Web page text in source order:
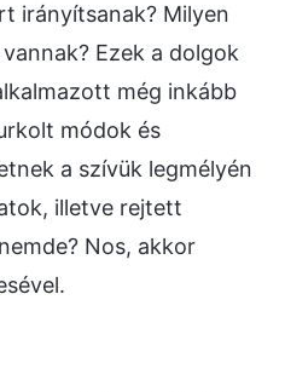
irányítsanak? Milyen
Ezek a dolgok
még inkább
módok és
a szívük legmélyén
illetve rejtett
Nos, akkor